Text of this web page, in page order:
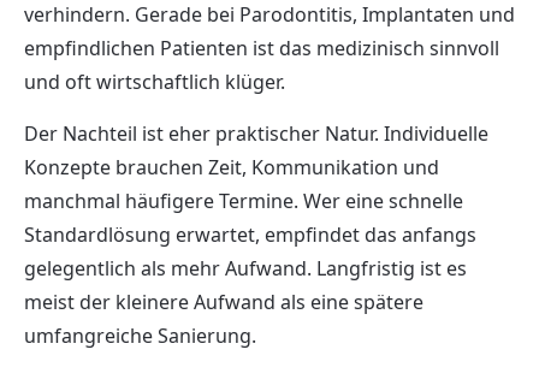
verhindern. Gerade bei Parodontitis, Implantaten und
empfindlichen Patienten ist das medizinisch sinnvoll
und oft wirtschaftlich klüger.
Der Nachteil ist eher praktischer Natur. Individuelle
Konzepte brauchen Zeit, Kommunikation und
manchmal häufigere Termine. Wer eine schnelle
Standardlösung erwartet, empfindet das anfangs
gelegentlich als mehr Aufwand. Langfristig ist es
meist der kleinere Aufwand als eine spätere
umfangreiche Sanierung.